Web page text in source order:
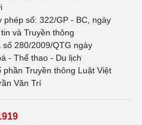
số: 322/GP - BC, ngày
và Truyền thông
280/2009/QTG ngày
- Thể thao - Du lịch
Truyền thông Luật Việt
Văn Trí